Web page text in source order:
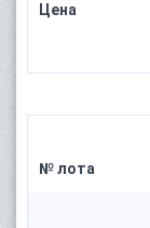
Цена
№ лота